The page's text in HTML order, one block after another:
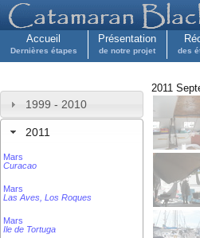
Accueil
Dernières étapes
Présentation
de notre projet des
1999 - 2010
2011
Mars
Curacao
Mars
Las Aves, Los Roques
Mars
Ile de Tortuga
2011